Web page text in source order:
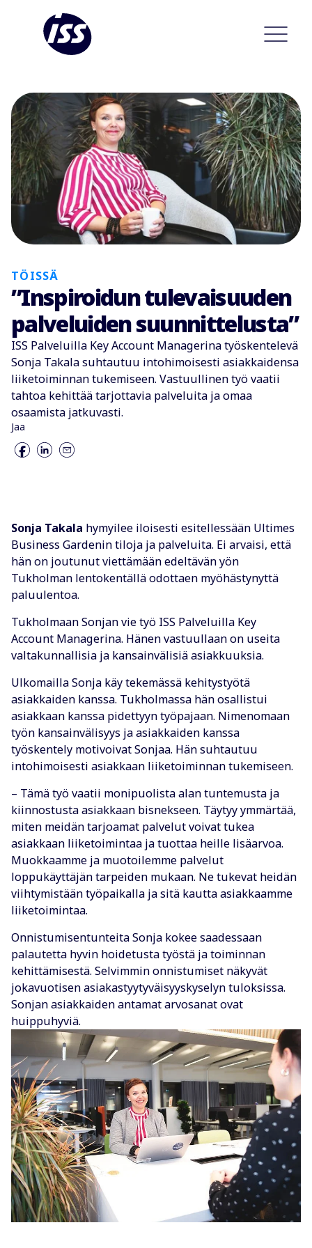
TÖISSÄ
”Inspiroidun tulevaisuuden
palveluiden suunnittelusta”
ISS Palveluilla Key Account Managerina työskentelevä
Sonja Takala suhtautuu intohimoisesti asiakkaidensa
liiketoiminnan tukemiseen. Vastuullinen työ vaatii
tahtoa kehittää tarjottavia palveluita ja omaa
osaamista jatkuvasti.
Jaa
Sonja Takala hymyilee iloisesti esitellessään Ultimes
Business Gardenin tiloja ja palveluita. Ei arvaisi, että
hän on joutunut viettämään edeltävän yön
Tukholman lentokentällä odottaen myöhästynyttä
paluulentoa.
Tukholmaan Sonjan vie työ ISS Palveluilla Key
Account Managerina. Hänen vastuullaan on useita
valtakunnallisia ja kansainvälisiä asiakkuuksia.
Ulkomailla Sonja käy tekemässä kehitystyötä
asiakkaiden kanssa. Tukholmassa hän osallistui
asiakkaan kanssa pidettyyn työpajaan. Nimenomaan
työn kansainvälisyys ja asiakkaiden kanssa
työskentely motivoivat Sonjaa. Hän suhtautuu
intohimoisesti asiakkaan liiketoiminnan tukemiseen.
– Tämä työ vaatii monipuolista alan tuntemusta ja
kiinnostusta asiakkaan bisnekseen. Täytyy ymmärtää,
miten meidän tarjoamat palvelut voivat tukea
asiakkaan liiketoimintaa ja tuottaa heille lisäarvoa.
Muokkaamme ja muotoilemme palvelut
loppukäyttäjän tarpeiden mukaan. Ne tukevat heidän
viihtymistään työpaikalla ja sitä kautta asiakkaamme
liiketoimintaa.
Onnistumisentunteita Sonja kokee saadessaan
palautetta hyvin hoidetusta työstä ja toiminnan
kehittämisestä. Selvimmin onnistumiset näkyvät
jokavuotisen asiakastyytyväisyyskyselyn tuloksissa.
Sonjan asiakkaiden antamat arvosanat ovat
huippuhyviä.